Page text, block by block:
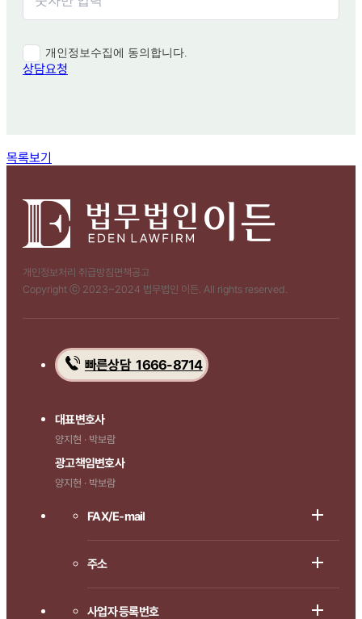
개인정보수집에 동의합니다.
상담요청
목록보기
개인정보처리 취급방침면책공고
Copyright ⓒ 2023~2024 법무법인 이든. All rights reserved.
빠른상담 1666-8714
대표변호사
양지현 · 박보람
광고책임변호사
양지현 · 박보람
FAX/E-mail
주소
사업자 등록번호